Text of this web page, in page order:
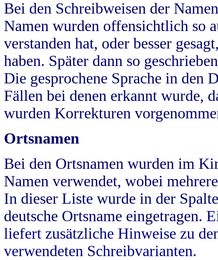
Bei den Schreibweisen der
Namen wurden offensichtlich so
verstanden hat, oder besser
haben. Später dann so
Die gesprochene Sprache in
Fällen bei denen erkannt wurde,
wurden Korrekturen
Ortsnamen
Bei den Ortsnamen wurden im
Namen verwendet, wobei
In dieser Liste wurde in der
deutsche Ortsname eingetragen.
liefert zusätzliche Hinweise zu
verwendeten Schreibvarianten.